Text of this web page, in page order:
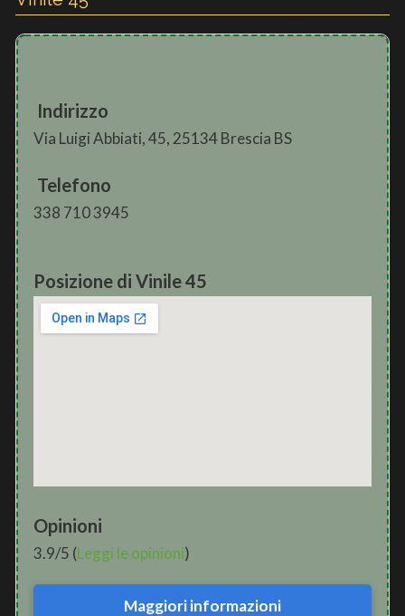
Indirizzo
Via Luigi Abbiati, 45, 25134 Brescia BS
Telefono
338 710 3945
Posizione di Vinile 45
Opinioni
3.9/5 (Leggi le opinioni)
Maggiori informazioni